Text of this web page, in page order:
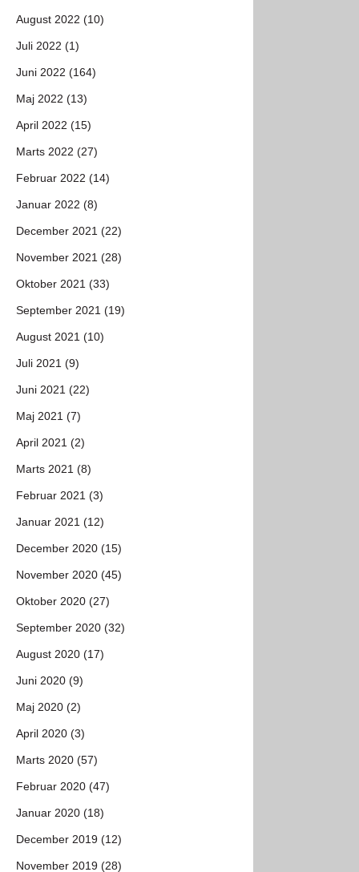
August 2022 (10)
Juli 2022 (1)
Juni 2022 (164)
Maj 2022 (13)
April 2022 (15)
Marts 2022 (27)
Februar 2022 (14)
Januar 2022 (8)
December 2021 (22)
November 2021 (28)
Oktober 2021 (33)
September 2021 (19)
August 2021 (10)
Juli 2021 (9)
Juni 2021 (22)
Maj 2021 (7)
April 2021 (2)
Marts 2021 (8)
Februar 2021 (3)
Januar 2021 (12)
December 2020 (15)
November 2020 (45)
Oktober 2020 (27)
September 2020 (32)
August 2020 (17)
Juni 2020 (9)
Maj 2020 (2)
April 2020 (3)
Marts 2020 (57)
Februar 2020 (47)
Januar 2020 (18)
December 2019 (12)
November 2019 (28)